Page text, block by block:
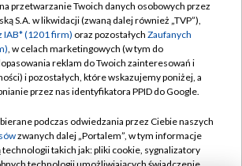
Abonament TVP
Sklep TVP
Biuro Reklamy
Oferta Handlowa
Emisja w TVP
Rada Programowa
Regulamin TVP
Polityka prywatności
Moje zgody
Biuro reklamy
Kanały
przetwarzanie Twoich danych osobowych przez
S.A. w likwidacji (zwaną dalej również „TVP”),
IAB* (1201 firm) oraz pozostałych Zaufanych
, w celach marketingowych (w tym do
reklam do Twoich zainteresowań i
i pozostałych, które wskazujemy poniżej, a
przez nas identyfikatora PPID do Google.
podczas odwiedzania przez Ciebie naszych
zwanych dalej „Portalem”, w tym informacje
technologii takich jak: pliki cookie, sygnalizatory